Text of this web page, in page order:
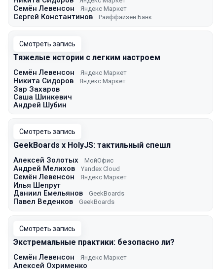
Семён Левенсон Яндекс Маркет
Сергей Константинов Райффайзен Банк
Смотреть запись
Тяжелые истории с легким настроем
Семён Левенсон Яндекс Маркет
Никита Сидоров Яндекс Маркет
Зар Захаров
Саша Шинкевич
Андрей Шубин
Смотреть запись
GeekBoards x HolyJS: тактильный спешл
Алексей Золотых МойОфис
Андрей Мелихов Yandex Cloud
Семён Левенсон Яндекс Маркет
Илья Шепрут
Даниил Емельянов
GeekBoards
Павел Веденков GeekBoards
Смотреть запись
Экстремальные практики: безопасно ли?
Семён Левенсон Яндекс Маркет
Алексей Охрименко